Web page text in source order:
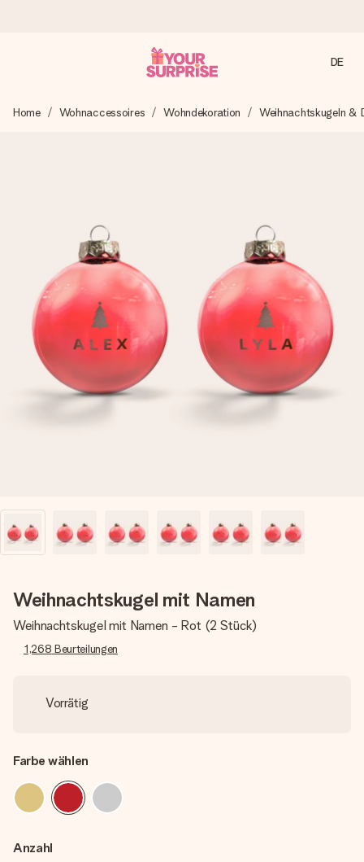
Wir bereiten dein Geschenk sorgfältig vor und schicken es
Unsere Geschenke begeistern. Kunden bewerten uns mit
4,8 bei Google Reviews (Gesamtergebnis aller Länder, in
die wir versenden).
Mit Liebe gemacht, im Handumdrehen
Erstelle etwas Einzigartiges in wenigen Schritten – mit
ihrem Namen, deinem Foto oder einer Nachricht von
Herzen. Kein Stress, nur pure Liebe für den perfekten
DE
Home Wohnaccessoires Wohndekoration Weihnachtskugeln &
Weihnachtskugel mit Namen
Weihnachtskugel mit Namen - Rot (2 Stück)
1,268 Beurteilungen
Vorrätig
Farbe wählen
Anzahl